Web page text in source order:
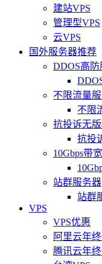
建站VPS
管理型VPS
云VPS
国外服务器推荐
DDOS高
不限流量
不限
抗投诉无
抗投
10Gbps带
站群服务器
站群
VPS
VPS优惠
阿里云年
腾讯云年